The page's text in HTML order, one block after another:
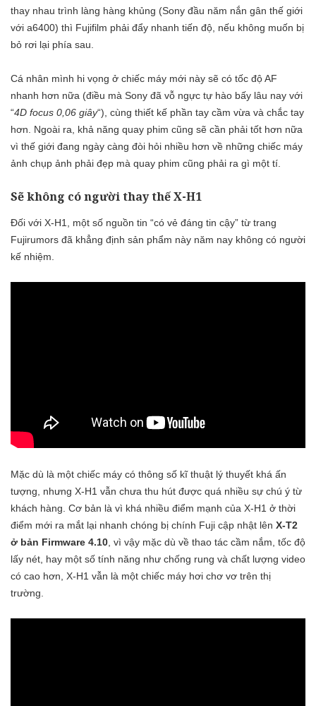
thay nhau trình làng hàng khủng (Sony đầu năm nắn gân thế giới
với a6400) thì Fujifilm phải đẩy nhanh tiến độ, nếu không muốn bị
bỏ rơi lại phía sau.
Cá nhân mình hi vọng ở chiếc máy mới này sẽ có tốc độ AF
nhanh hơn nữa (điều mà Sony đã vỗ ngực tự hào bấy lâu nay với
“4D focus 0,06 giây“), cùng thiết kế phần tay cầm vừa và chắc tay
hơn. Ngoài ra, khả năng quay phim cũng sẽ cần phải tốt hơn nữa
vì thế giới đang ngày càng đòi hỏi nhiều hơn về những chiếc máy
ảnh chụp ảnh phải đẹp mà quay phim cũng phải ra gì một tí.
Sẽ không có người thay thế X-H1
Đối với X-H1, một số nguồn tin “có vẻ đáng tin cậy” từ trang
Fujirumors đã khẳng định sản phẩm này năm nay không có người
kế nhiệm.
Mặc dù là một chiếc máy có thông số kĩ thuật lý thuyết khá ấn
tượng, nhưng X-H1 vẫn chưa thu hút được quá nhiều sự chú ý từ
khách hàng. Cơ bản là vì khá nhiều điểm mạnh của X-H1 ở thời
điểm mới ra mắt lại nhanh chóng bị chính Fuji cập nhật lên X-T2
ở bản Firmware 4.10 , vì vậy mặc dù về thao tác cầm nắm, tốc độ
lấy nét, hay một số tính năng như chống rung và chất lượng video
có cao hơn, X-H1 vẫn là một chiếc máy hơi chơ vơ trên thị
trường.